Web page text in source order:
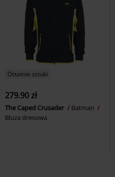
Ostatnie sztuki
279.90 zł
The Caped Crusader
Batman
Bluza dresowa